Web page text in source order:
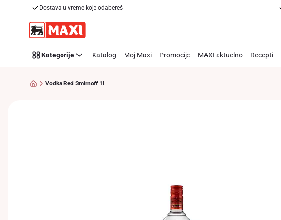
Dostava u vreme koje odabereš
Kategorije Katalog Moj Maxi Promocije MAXI aktuelno Recepti
Vodka Red Smirnoff 1l